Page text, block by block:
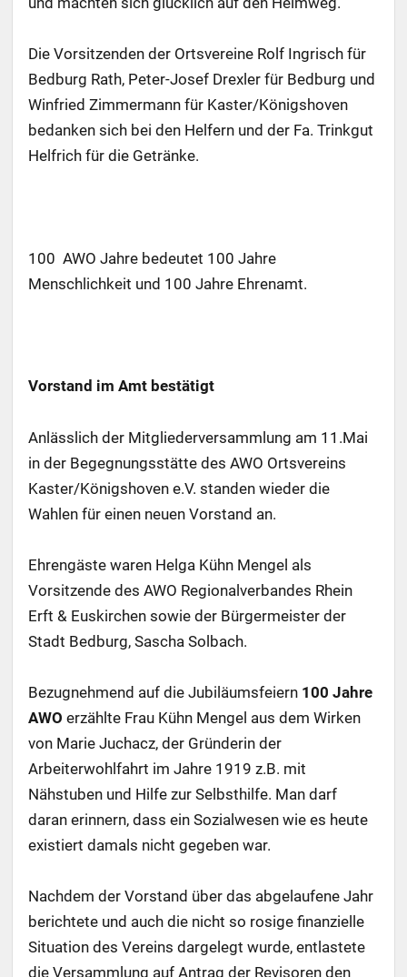
Die Vorsitzenden der Ortsvereine Rolf Ingrisch für
Bedburg Rath, Peter-Josef Drexler für Bedburg und
Winfried Zimmermann für Kaster/Königshoven
bedanken sich bei den Helfern und der Fa. Trinkgut
Helfrich für die Getränke.
100 AWO Jahre bedeutet 100 Jahre
Menschlichkeit und 100 Jahre Ehrenamt.
Vorstand im Amt bestätigt
Anlässlich der Mitgliederversammlung am 11.Mai
in der Begegnungsstätte des AWO Ortsvereins
Kaster/Königshoven e.V. standen wieder die
Wahlen für einen neuen Vorstand an.
Ehrengäste waren Helga Kühn Mengel als
Vorsitzende des AWO Regionalverbandes Rhein
Erft & Euskirchen sowie der Bürgermeister der
Stadt Bedburg, Sascha Solbach.
Bezugnehmend auf die Jubiläumsfeiern 100 Jahre
AWO erzählte Frau Kühn Mengel aus dem Wirken
von Marie Juchacz, der Gründerin der
Arbeiterwohlfahrt im Jahre 1919 z.B. mit
Nähstuben und Hilfe zur Selbsthilfe. Man darf
daran erinnern, dass ein Sozialwesen wie es heute
existiert damals nicht gegeben war.
Nachdem der Vorstand über das abgelaufene Jahr
berichtete und auch die nicht so rosige finanzielle
Situation des Vereins dargelegt wurde, entlastete
die Versammlung auf Antrag der Revisoren den